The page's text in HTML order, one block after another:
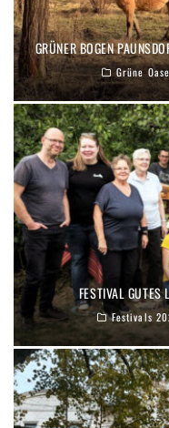
GRÜNER BOGEN
Grüne
FESTIVAL
Festivals